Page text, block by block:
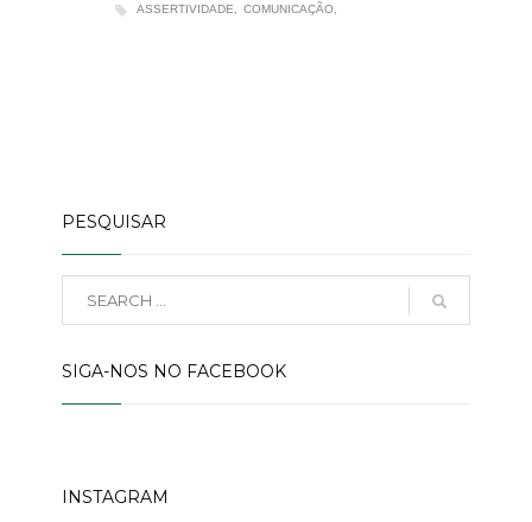
ASSERTIVIDADE COMUNICAÇÃO
PESQUISAR
SIGA-NOS NO FACEBOOK
INSTAGRAM